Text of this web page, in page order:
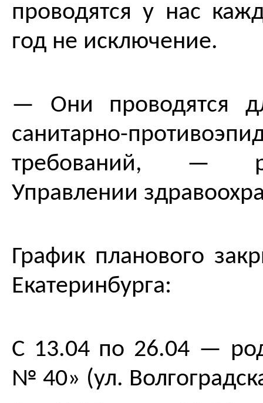
проводятся у нас
год не исключение.
— Они проводятся
санитарно-
требований, —
Управлении
График планового
Екатеринбурга:
С 13.04 по 26.04 —
№ 40» (ул.